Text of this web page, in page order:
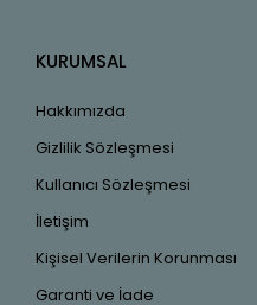
KURUMSAL
Hakkımızda
Gizlilik Sözleşmesi
Kullanıcı Sözleşmesi
İletişim
Kişisel Verilerin Korunması
Garanti ve İade